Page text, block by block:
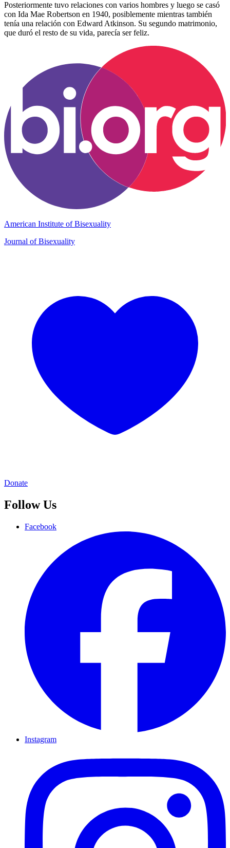
Posteriormente tuvo relaciones con varios hombres y luego se casó
con Ida Mae Robertson en 1940, posiblemente mientras también
tenía una relación con Edward Atkinson. Su segundo matrimonio,
que duró el resto de su vida, parecía ser feliz.
American Institute of Bisexuality
Journal of Bisexuality
Donate
Follow Us
Facebook
Instagram